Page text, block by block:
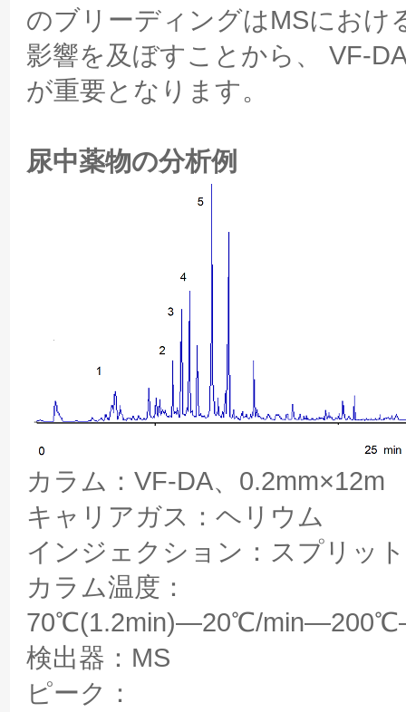
のブリーディングはMSにおけ
影響を及ぼすことから、 VF-
が重要となります。
尿中薬物の分析例
カラム：VF-DA、0.2mm×12m
キャリアガス：ヘリウム
インジェクション：スプリッ
カラム温度：
70℃(1.2min)―20℃/
検出器：MS
ピーク：